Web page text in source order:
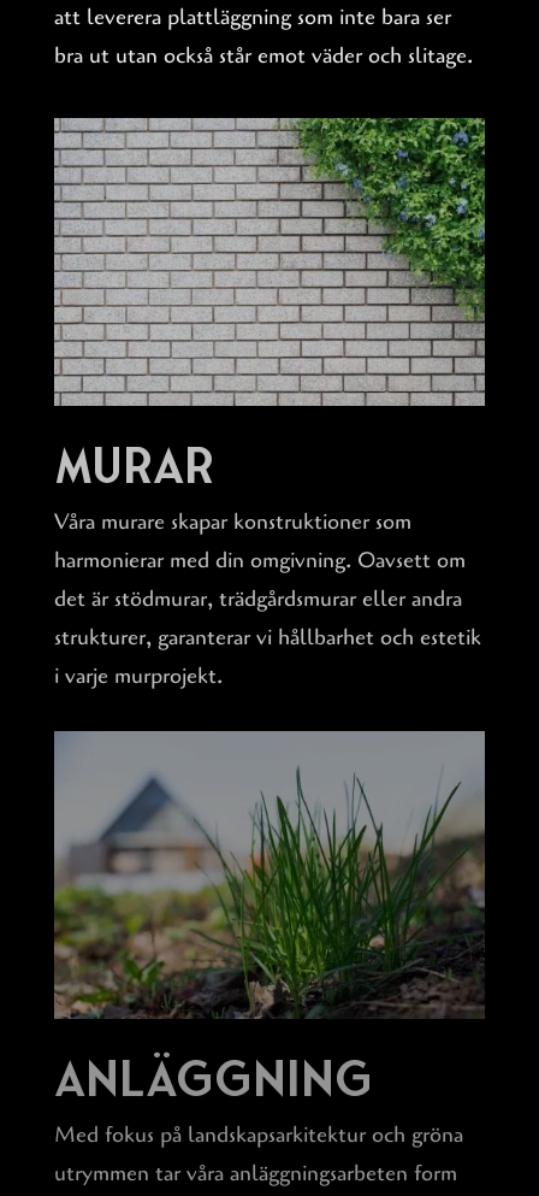
att leverera plattläggning som inte bara ser
bra ut utan också står emot väder och slitage.
Murar
Våra murare skapar konstruktioner som
harmonierar med din omgivning. Oavsett om
det är stödmurar, trädgårdsmurar eller andra
strukturer, garanterar vi hållbarhet och estetik
i varje murprojekt.
Anläggning
Med fokus på landskapsarkitektur och gröna
utrymmen tar våra anläggningsarbeten form